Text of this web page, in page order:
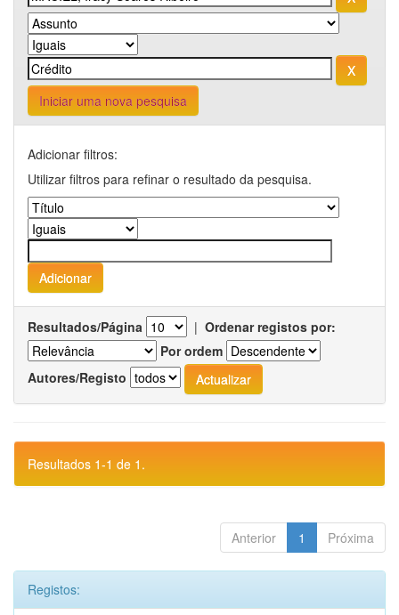
Iniciar uma nova pesquisa
Adicionar filtros:
Utilizar filtros para refinar o resultado da pesquisa.
Resultados/Página | Ordenar registos por:
Por ordem
Autores/Registo
Resultados 1-1 de 1.
Anterior 1 Próxima
Registos: